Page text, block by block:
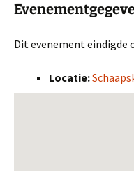
Dit evenement eindigde
Locatie: